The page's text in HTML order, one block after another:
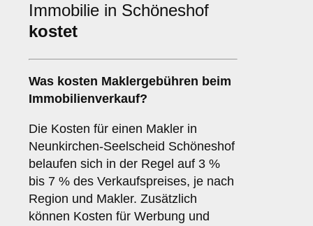
Immobilie in Schöneshof
kostet
Was kosten Maklergebühren beim
Immobilienverkauf?
Die Kosten für einen Makler in
Neunkirchen-Seelscheid Schöneshof
belaufen sich in der Regel auf 3 %
bis 7 % des Verkaufspreises, je nach
Region und Makler. Zusätzlich
können Kosten für Werbung und